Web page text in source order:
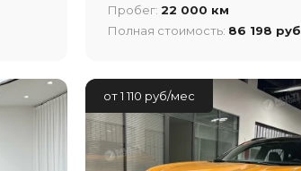
Пробег:22 000 км
Полная стоимость: 86 198 руб
от 1 110 руб/мес